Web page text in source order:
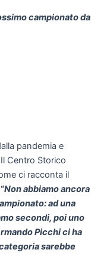
campionato da
pandemia e
Centro Storico
ci racconta il
“Non abbiamo ancora
ad una
secondi, poi uno
Picchi ci ha
sarebbe